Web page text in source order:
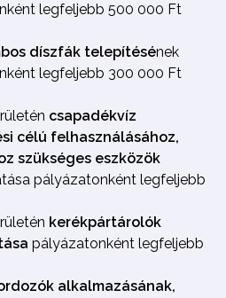
legfeljebb 500 000 Ft
díszfák telepítésének
legfeljebb 300 000 Ft
csapadékvíz
célú felhasználásához,
szükséges eszközök
pályázatonként legfeljebb
kerékpártárolók
pályázatonként legfeljebb
alkalmazásának,